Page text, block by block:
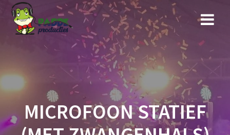
Ga
naar
de
inhoud
MICROFOON STATIEF